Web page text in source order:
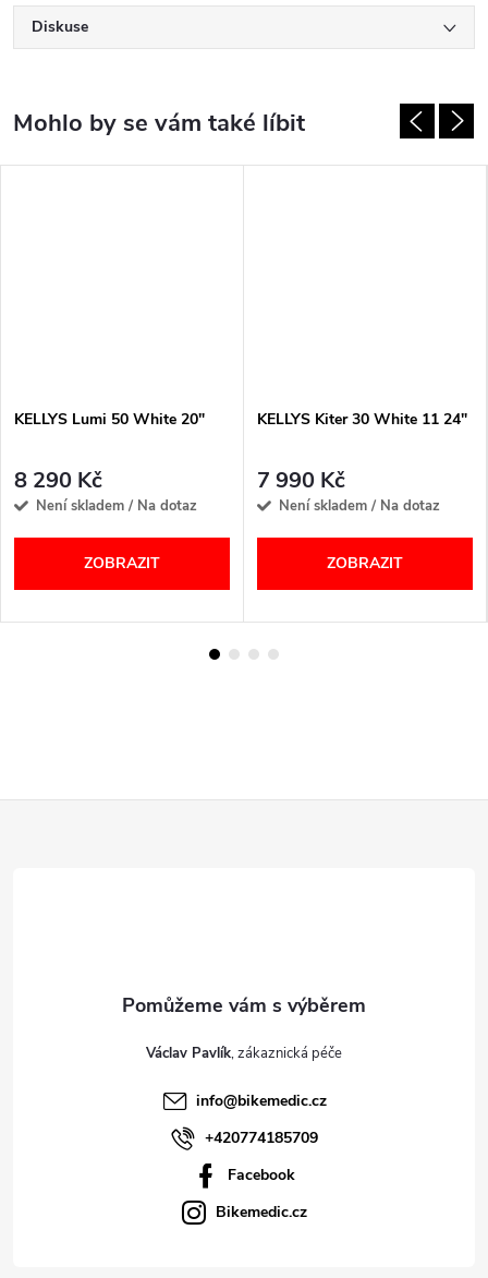
Diskuse
KELLYS Lumi 50 White 20"
8 290 Kč
Není skladem / Na dotaz
ZOBRAZIT
KELLYS Kiter 30 White 11 24"
7 990 Kč
Není skladem / Na dotaz
ZOBRAZIT
Václav Pavlík
info@bikemedic.cz
+420774185709
Facebook
Bikemedic.cz